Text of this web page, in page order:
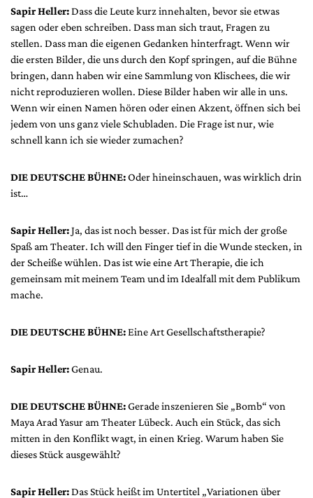
Sapir Heller:Dass die Leute kurz innehalten, bevor sie etwas
sagen oder eben schreiben. Dass man sich traut, Fragen zu
stellen. Dass man die eigenen Gedanken hinterfragt. Wenn wir
die ersten Bilder, die uns durch den Kopf springen, auf die Bühne
bringen, dann haben wir eine Sammlung von Klischees, die wir
nicht reproduzieren wollen. Diese Bilder haben wir alle in uns.
Wenn wir einen Namen hören oder einen Akzent, öffnen sich bei
jedem von uns ganz viele Schubladen. Die Frage ist nur, wie
schnell kann ich sie wieder zumachen?
DIE DEUTSCHE BÜHNE:Oder hineinschauen, was wirklich drin
ist…
Sapir Heller:Ja, das ist noch besser. Das ist für mich der große
Spaß am Theater. Ich will den Finger tief in die Wunde stecken, in
der Scheiße wühlen. Das ist wie eine Art Therapie, die ich
gemeinsam mit meinem Team und im Idealfall mit dem Publikum
mache.
DIE DEUTSCHE BÜHNE:Eine Art Gesellschaftstherapie?
Sapir Heller:Genau.
DIE DEUTSCHE BÜHNE:Gerade inszenieren Sie „Bomb“ von
Maya Arad Yasur am Theater Lübeck. Auch ein Stück, das sich
mitten in den Konflikt wagt, in einen Krieg. Warum haben Sie
dieses Stück ausgewählt?
Sapir Heller:Das Stück heißt im Untertitel „Variationen über